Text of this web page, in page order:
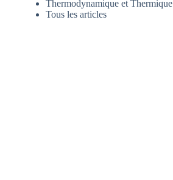
Thermodynamique et Thermique
Tous les articles